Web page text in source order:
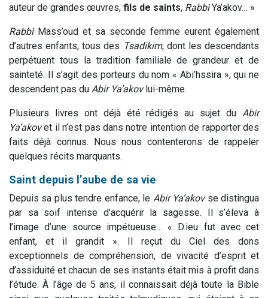
auteur de grandes œuvres, fils de saints, RabbiYa’akov… »
RabbiMass’oud et sa seconde femme eurent également
d’autres enfants, tous des Tsadikim, dont les descendants
perpétuent tous la tradition familiale de grandeur et de
sainteté. Il s’agit des porteurs du nom « Abi’hssira », qui ne
descendent pas du Abir Ya’akovlui-même.
Plusieurs livres ont déjà été rédigés au sujet du Abir
Ya’akovet il n’est pas dans notre intention de rapporter des
faits déjà connus. Nous nous contenterons de rappeler
quelques récits marquants.
Saint depuis l’aube de sa vie
Depuis sa plus tendre enfance, le Abir Ya’akovse distingua
par sa soif intense d’acquérir la sagesse. Il s’éleva à
l’image d’une source impétueuse… « D.ieu fut avec cet
enfant, et il grandit ». Il reçut du Ciel des dons
exceptionnels de compréhension, de vivacité d’esprit et
d’assiduité et chacun de ses instants était mis à profit dans
l’étude. À l’âge de 5 ans, il connaissait déjà toute la Bible